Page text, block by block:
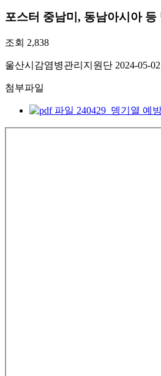
포스터 중남미, 동남아시아
조회 2,838
울산시감염병관리지원단 2024-05-02
첨부파일
240429_뎅기열 예